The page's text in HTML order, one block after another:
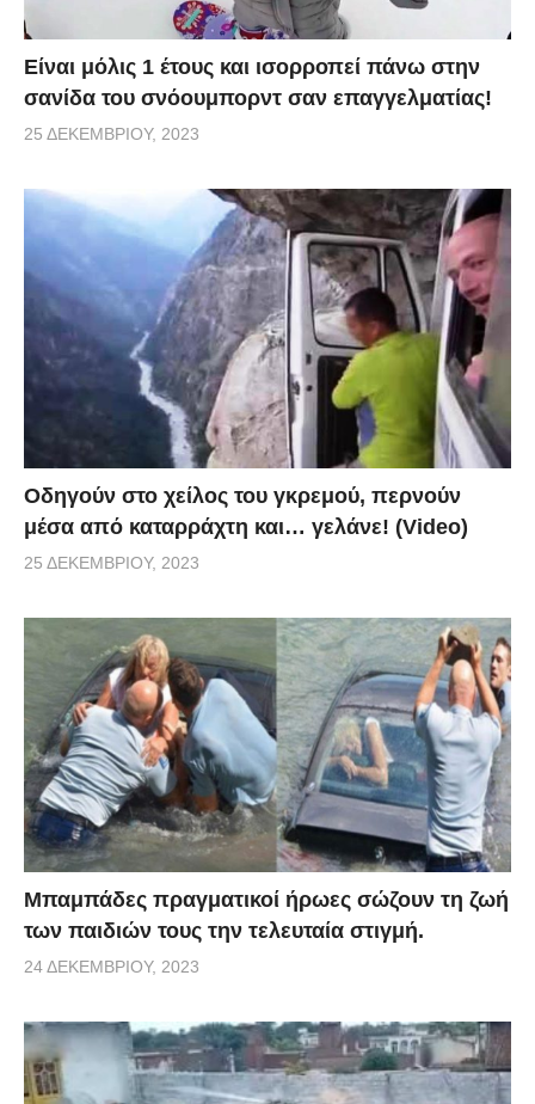
Είναι μόλις 1 έτους και ισορροπεί πάνω στην
σανίδα του σνόουμπορντ σαν επαγγελματίας!
25 ΔΕΚΕΜΒΡΊΟΥ, 2023
Οδηγούν στο χείλος του γκρεμού, περνούν
μέσα από καταρράχτη και… γελάνε! (Video)
25 ΔΕΚΕΜΒΡΊΟΥ, 2023
Μπαμπάδες πραγματικοί ήρωες σώζουν τη ζωή
των παιδιών τους την τελευταία στιγμή.
24 ΔΕΚΕΜΒΡΊΟΥ, 2023